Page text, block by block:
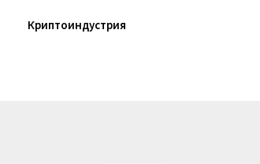
Криптоиндустрия